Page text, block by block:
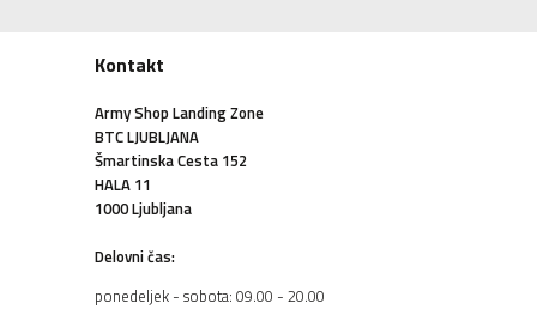
Kontakt
Army Shop Landing Zone
BTC LJUBLJANA
Šmartinska Cesta 152
HALA 11
1000 Ljubljana
Delovni čas:
ponedeljek - sobota: 09.00 - 20.00